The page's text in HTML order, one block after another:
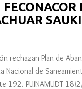
SAUKI
rechazan Plan de
Nacional de
192. PUINAMUDT 18/